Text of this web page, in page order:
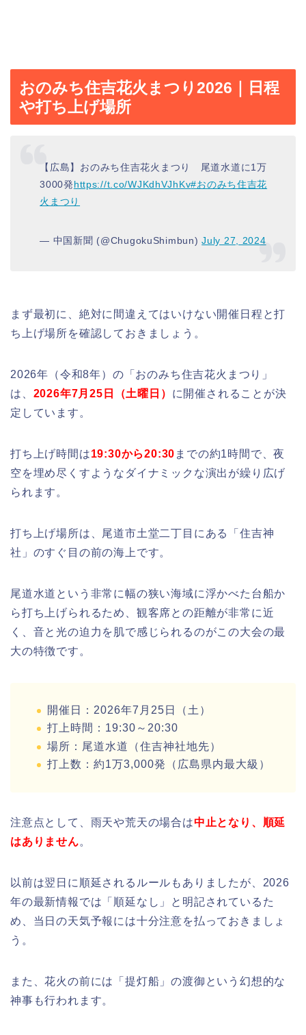
おのみち住吉花火まつり2026｜日程
や打ち上げ場所
【広島】おのみち住吉花火まつり 尾道水道に1万
3000発https://t.co/WJKdhVJhKv#おのみち住吉花
火まつり
— 中国新聞 (@ChugokuShimbun)July 27, 2024
まず最初に、絶対に間違えてはいけない開催日程と打
ち上げ場所を確認しておきましょう。
2026年（令和8年）の「おのみち住吉花火まつり」
は、 2026年7月25日（土曜日） に開催されることが決
定しています。
打ち上げ時間は19:30から20:30 までの約1時間で、夜
空を埋め尽くすようなダイナミックな演出が繰り広げ
られます。
打ち上げ場所は、尾道市土堂二丁目にある「住吉神
社」のすぐ目の前の海上です。
尾道水道という非常に幅の狭い海域に浮かべた台船か
ら打ち上げられるため、観客席との距離が非常に近
く、音と光の迫力を肌で感じられるのがこの大会の最
大の特徴です。
開催日：2026年7月25日（土）
打上時間：19:30～20:30
場所：尾道水道（住吉神社地先）
打上数：約1万3,000発（広島県内最大級）
注意点として、雨天や荒天の場合は中止となり、順延
はありません。
以前は翌日に順延されるルールもありましたが、2026
年の最新情報では「順延なし」と明記されているた
め、当日の天気予報には十分注意を払っておきましょ
う。
また、花火の前には「提灯船」の渡御という幻想的な
神事も行われます。